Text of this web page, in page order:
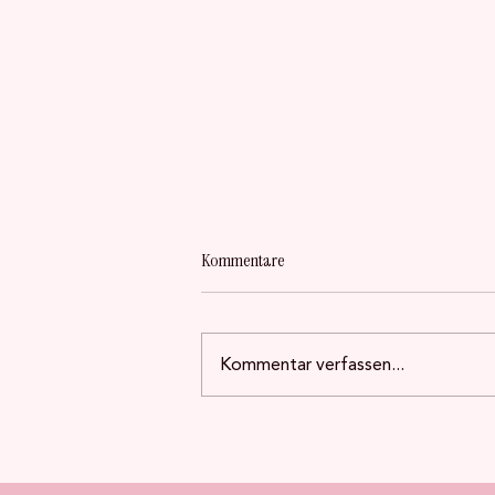
Kommentare
Kommentar verfassen...